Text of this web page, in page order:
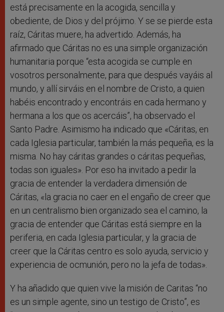
está precisamente en la acogida, sencilla y
obediente, de Dios y del prójimo. Y se se pierde esta
raíz, Cáritas muere, ha advertido. Además, ha
afirmado que Cáritas no es una simple organización
humanitaria porque “esta acogida se cumple en
vosotros personalmente, para que después vayáis al
mundo, y allí sirváis en el nombre de Cristo, a quien
habéis encontrado y encontráis en cada hermano y
hermana a los que os acercáis”, ha observado el
Santo Padre. Asimismo ha indicado que «Cáritas, en
cada Iglesia particular, también la más pequeña, es la
misma. No hay cáritas grandes o cáritas pequeñas,
todas son iguales». Por eso ha invitado a pedir la
gracia de entender la verdadera dimensión de
Cáritas, «la gracia no caer en el engaño de creer que
en un centralismo bien organizado sea el camino, la
gracia de entender que Cáritas está siempre en la
periferia, en cada Iglesia particular, y la gracia de
creer que la Cáritas centro es solo ayuda, servicio y
experiencia de ocmunión, pero no la jefa de todas».
Y ha añadido que quien vive la misión de Caritas “no
es un simple agente, sino un testigo de Cristo”, es